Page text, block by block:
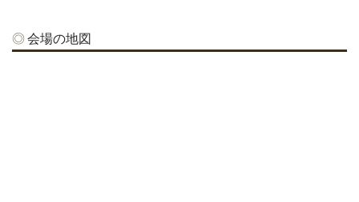
会場の地図